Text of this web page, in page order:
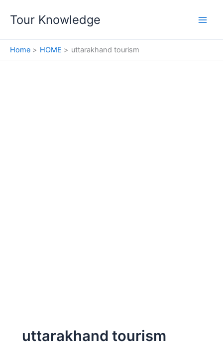
Tour Knowledge
Home HOME uttarakhand tourism
uttarakhand tourism